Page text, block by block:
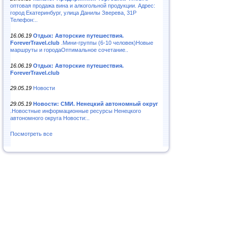
оптовая продажа вина и алкогольной продукции. Адрес:
город Екатеринбург, улица Данилы Зверева, 31Р
Телефон:..
16.06.19 Отдых: Авторские путешествия.
ForeverTravel.club .Мини-группы (6-10 человек)Новые
маршруты и городаОптимальное сочетание..
16.06.19 Отдых: Авторские путешествия.
ForeverTravel.club
29.05.19 Новости
29.05.19 Новости: СМИ. Ненецкий автономный округ
.Новостные информационные ресурсы Ненецкого
автономного округа Новости:..
Посмотреть все